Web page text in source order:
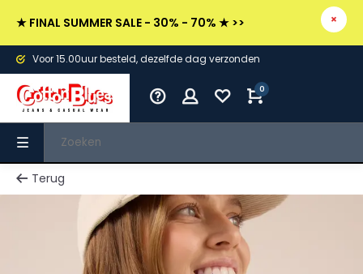
★ FINAL SUMMER SALE - 30% - 70% ★ >>
Voor 15.00uur besteld, dezelfde dag verzonden
0
Terug